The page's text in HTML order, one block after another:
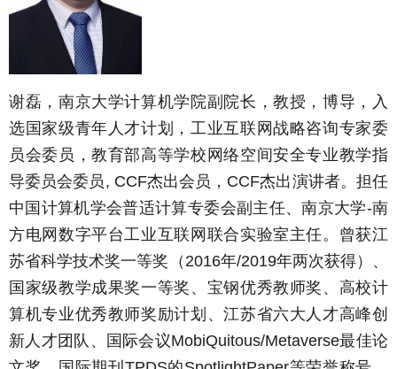
谢磊，南京大学计算机学院副院长，教授，博导，入
选国家级青年人才计划，工业互联网战略咨询专家委
员会委员，教育部高等学校网络空间安全专业教学指
导委员会委员, CCF杰出会员，CCF杰出演讲者。担任
中国计算机学会普适计算专委会副主任、南京大学-南
方电网数字平台工业互联网联合实验室主任。曾获江
苏省科学技术奖一等奖（2016年/2019年两次获得）、
国家级教学成果奖一等奖、宝钢优秀教师奖、高校计
算机专业优秀教师奖励计划、江苏省六大人才高峰创
新人才团队、国际会议MobiQuitous/Metaverse最佳论